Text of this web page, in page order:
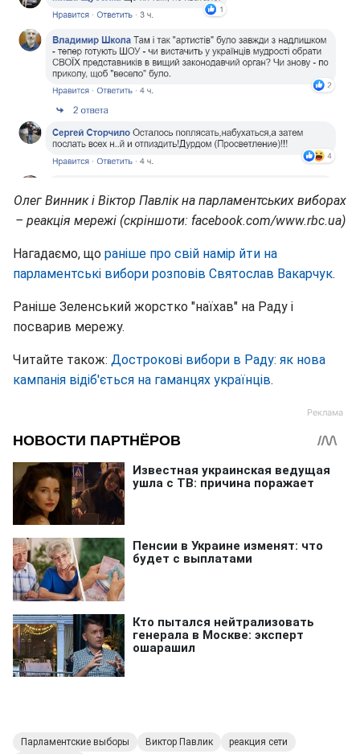
Олег Винник і Віктор Павлік на парламентських виборах
– реакція мережі (скріншоти: facebook.com/www.rbc.ua)
Нагадаємо, що раніше про свій намір йти на
парламентські вибори розповів Святослав Вакарчук.
Раніше Зеленський жорстко "наїхав" на Раду і
посварив мережу.
Читайте також: Дострокові вибори в Раду: як нова
кампанія відіб'ється на гаманцях українців.
Парламентские выборы Виктор Павлик
реакция сети